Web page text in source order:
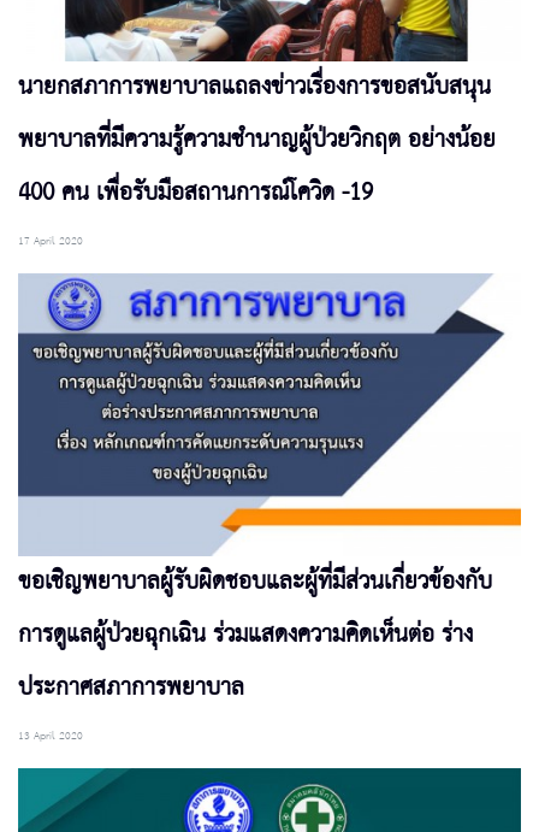
นายกสภาการพยาบาลแถลงข่าวเรื่องการขอสนับสนุน
พยาบาลที่มีความรู้ความชำนาญผู้ป่วยวิกฤต อย่างน้อย
400 คน เพื่อรับมือสถานการณ์โควิด -19
17 April 2020
ขอเชิญพยาบาลผู้รับผิดชอบและผู้ที่มีส่วนเกี่ยวข้องกับ
การดูแลผู้ป่วยฉุกเฉิน ร่วมแสดงความคิดเห็นต่อ ร่าง
ประกาศสภาการพยาบาล
13 April 2020